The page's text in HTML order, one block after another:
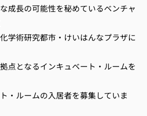
成長の可能性を秘めているベンチャ
学術研究都市・けいはんなプラザに
点となるインキュベート・ルームを
・ルームの入居者を募集していま